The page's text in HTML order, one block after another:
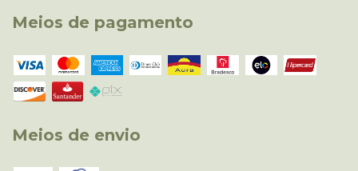
Meios de pagamento
Meios de envio